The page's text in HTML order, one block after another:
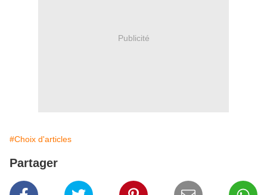
Publicité
#Choix d'articles
Partager